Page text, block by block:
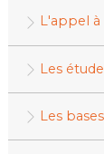
L'appel
Les
Les